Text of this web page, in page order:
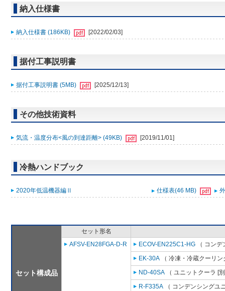
納入仕様書
納入仕様書 (186KB) [2022/02/03]
据付工事説明書
据付工事説明書 (5MB) [2025/12/13]
その他技術資料
気流・温度分布<風の到達距離> (49KB) [2019/11/01]
冷熱ハンドブック
2020年低温機器編Ⅱ 仕様表(46 MB)
セット構成品
セット形名
AFSV-EN28FGA-D-R
ECOV-EN225C1-HG （ コン
EK-30A （ 冷凍・冷蔵クーリ
ND-40SA （ ユニットクーラ [
R-F335A （ コンデンシングユ